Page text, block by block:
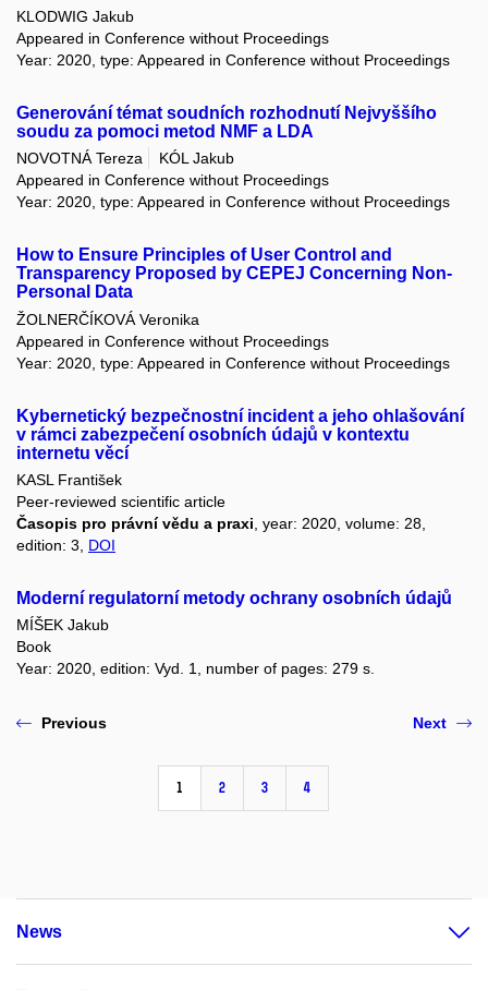
KLODWIG Jakub
Appeared in Conference without Proceedings
Year: 2020, type: Appeared in Conference without Proceedings
Generování témat soudních rozhodnutí Nejvyššího
soudu za pomoci metod NMF a LDA
NOVOTNÁ Tereza
KÓL Jakub
Appeared in Conference without Proceedings
Year: 2020, type: Appeared in Conference without Proceedings
How to Ensure Principles of User Control and
Transparency Proposed by CEPEJ Concerning Non-
Personal Data
ŽOLNERČÍKOVÁ Veronika
Appeared in Conference without Proceedings
Year: 2020, type: Appeared in Conference without Proceedings
Kybernetický bezpečnostní incident a jeho ohlašování
v rámci zabezpečení osobních údajů v kontextu
internetu věcí
KASL František
Peer-reviewed scientific article
Časopis pro právní vědu a praxi , year: 2020, volume: 28,
edition: 3, DOI
Moderní regulatorní metody ochrany osobních údajů
MÍŠEK Jakub
Book
Year: 2020, edition: Vyd. 1, number of pages: 279 s.
Previous
1 2 3 4
Next
News